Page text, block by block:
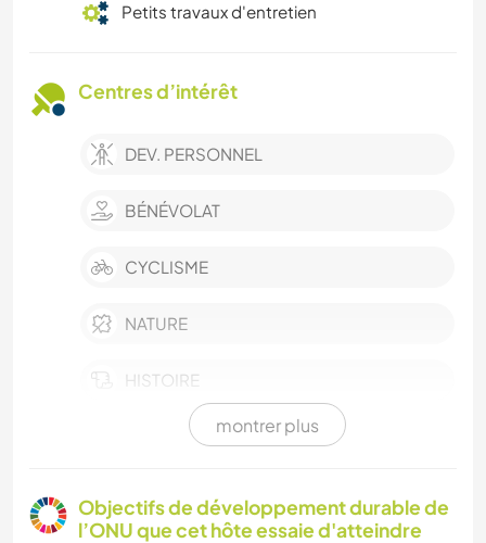
Petits travaux d'entretien
Centres d’intérêt
DEV. PERSONNEL
BÉNÉVOLAT
CYCLISME
NATURE
HISTOIRE
montrer plus
Objectifs de développement durable de
l’ONU que cet hôte essaie d'atteindre